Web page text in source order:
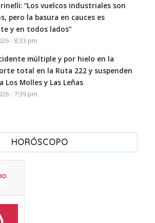
“Los vuelcos industriales son
pero la basura en cauces es
y en todos lados”
- 8:33 pm
múltiple y por hielo en la
total en la Ruta 222 y suspenden
Los Molles y Las Leñas
- 7:39 pm
HORÓSCOPO